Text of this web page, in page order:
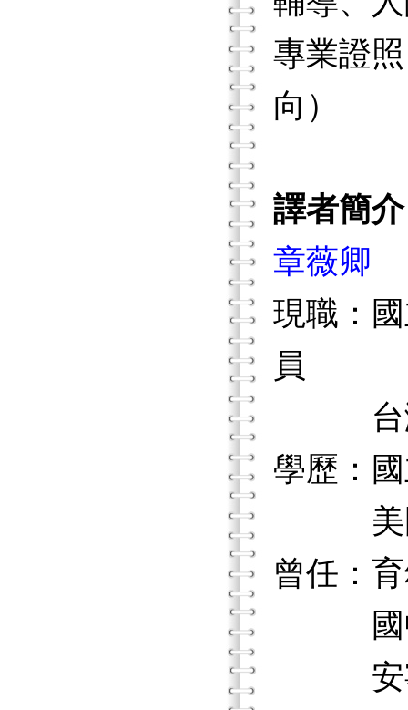
專業證
向）
譯者簡介
章薇卿
現職：
員
台灣
學歷：
美國
曾任：
國中
安寧